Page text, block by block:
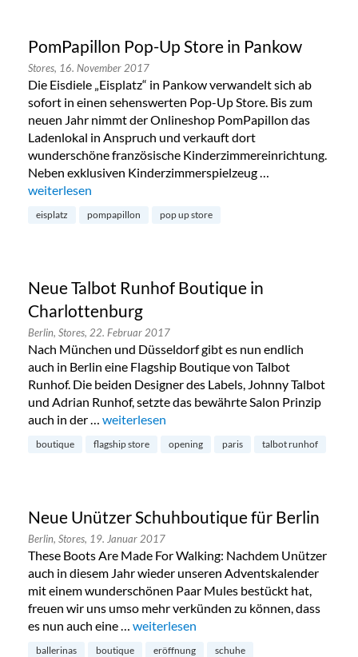
PomPapillon Pop-Up Store in Pankow
Stores, 16. November 2017
Die Eisdiele „Eisplatz“ in Pankow verwandelt sich ab
sofort in einen sehenswerten Pop-Up Store. Bis zum
neuen Jahr nimmt der Onlineshop PomPapillon das
Ladenlokal in Anspruch und verkauft dort
wunderschöne französische Kinderzimmereinrichtung.
Neben exklusiven Kinderzimmerspielzeug …
„PomPapillon Pop-Up Store in Pankow“
weiterlesen
eisplatz pompapillon pop up store
Neue Talbot Runhof Boutique in
Charlottenburg
Berlin, Stores, 22. Februar 2017
Nach München und Düsseldorf gibt es nun endlich
auch in Berlin eine Flagship Boutique von Talbot
Runhof. Die beiden Designer des Labels, Johnny Talbot
und Adrian Runhof, setzte das bewährte Salon Prinzip
auch in der … „Neue Talbot Runhof Boutique in
weiterlesen
boutique flagship store opening paris talbot runhof
Neue Unützer Schuhboutique für Berlin
Berlin, Stores, 19. Januar 2017
These Boots Are Made For Walking: Nachdem Unützer
auch in diesem Jahr wieder unseren Adventskalender
mit einem wunderschönen Paar Mules bestückt hat,
freuen wir uns umso mehr verkünden zu können, dass
es nun auch eine … „Neue Unützer Schuhboutique für Berlin“
weiterlesen
ballerinas boutique eröffnung
schuhe